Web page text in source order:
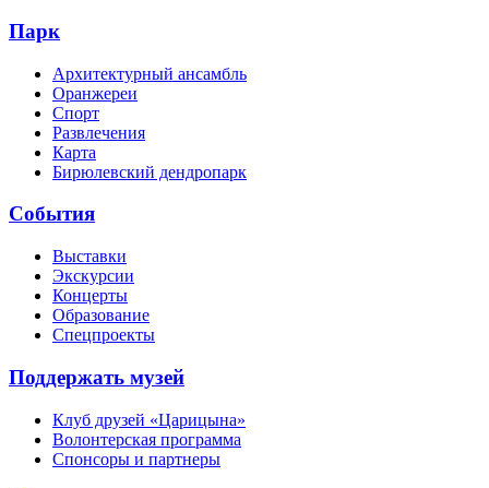
Парк
Архитектурный ансамбль
Оранжереи
Спорт
Развлечения
Карта
Бирюлевский дендропарк
События
Выставки
Экскурсии
Концерты
Образование
Спецпроекты
Поддержать музей
Клуб друзей «Царицына»
Волонтерская программа
Спонсоры и партнеры